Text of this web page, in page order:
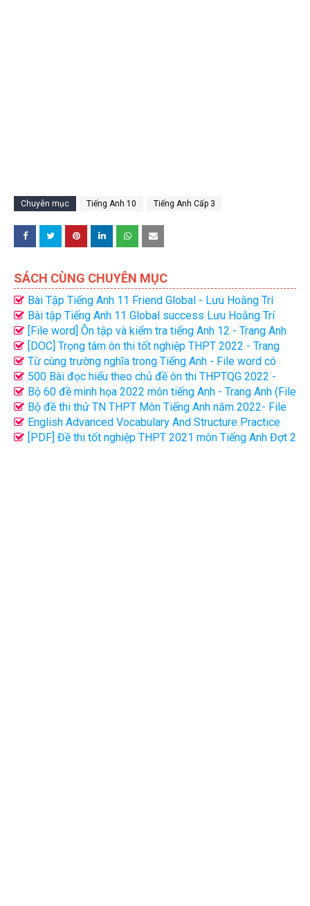
Chuyên mục Tiếng Anh 10 Tiếng Anh Cấp 3
SÁCH CÙNG CHUYÊN MỤC
Bài Tập Tiếng Anh 11 Friend Global - Lưu Hoằng Trí
(File Word có đáp án)
Bài tập Tiếng Anh 11 Global success Lưu Hoằng Trí
(File word có đáp án)
[File word] Ôn tập và kiểm tra tiếng Anh 12 - Trang Anh
(Tập 1, 2)
[DOC] Trọng tâm ôn thi tốt nghiệp THPT 2022 - Trang
AnhTừ cùng trường nghĩa trong Tiếng Anh - File word có
đáp án
500 Bài đọc hiểu theo chủ đề ôn thi THPTQG 2022 -
File word có giải chi tiết
Bộ 60 đề minh họa 2022 môn tiếng Anh - Trang Anh (File
word có giải chi tiết)
Bộ đề thi thử TN THPT Môn Tiếng Anh năm 2022- File
word có giải chi tiết
English Advanced Vocabulary And Structure Practice
(Bản full key - 230p)
[PDF] Đề thi tốt nghiệp THPT 2021 môn Tiếng Anh Đợt 2